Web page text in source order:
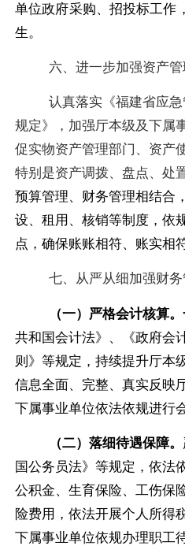
单位政府采购、招投标工作
生。
六、进一步加强资产管
认真落实《福建省应
规定》，加强厅本级及下属
促实物资产管理部门、资产
特别是资产调拨、盘点、处
预算管理、财务管理相结合
设、租用、核销等制度，依
点，确保账账相符、账实相符
七、从严从细加强财
（一）严格会计核算。
共和国会计法》、《政府会
则》等规定，持续提升厅本
信息全面、完整、真实反映
下属事业单位依法依规进行
（二）落细待遇保障。
国公务员法》等规定，依法
公积金、生育保险、工伤保
险费用，依法开展个人所得
下属事业单位依规办理职工